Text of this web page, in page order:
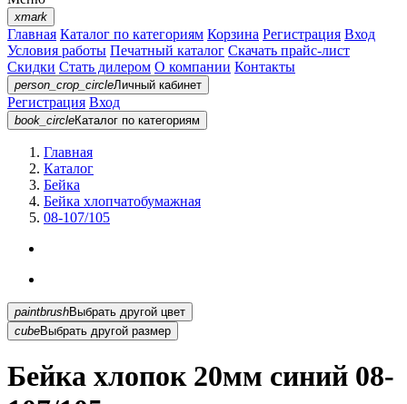
xmark
Главная Каталог по категориям Корзина Регистрация Вход
Условия работы Печатный каталог Скачать прайс-лист
Скидки Стать дилером О компании Контакты
person_crop_circleЛичный кабинет
Регистрация Вход
book_circleКаталог по категориям
Главная
Каталог
Бейка
Бейка хлопчатобумажная
08-107/105
paintbrush
Выбрать другой цвет
cubeВыбрать другой размер
Бейка хлопок 20мм синий 08-